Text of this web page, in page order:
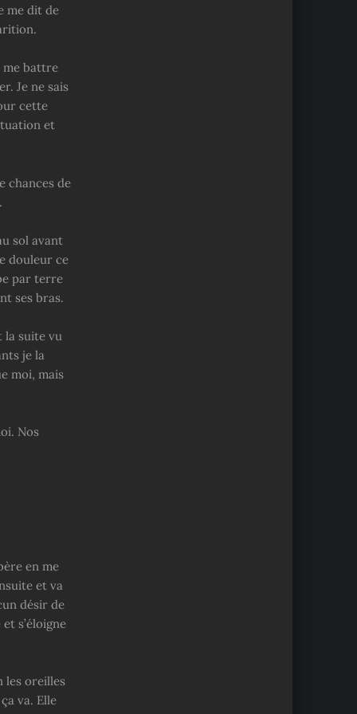
me dit de
me battre
Je ne sais
cette
et
chances de
sol avant
douleur ce
par terre
ses bras.
la suite vu
je la
moi, mais
Nos
en me
et va
désir de
s’éloigne
les oreilles
va. Elle